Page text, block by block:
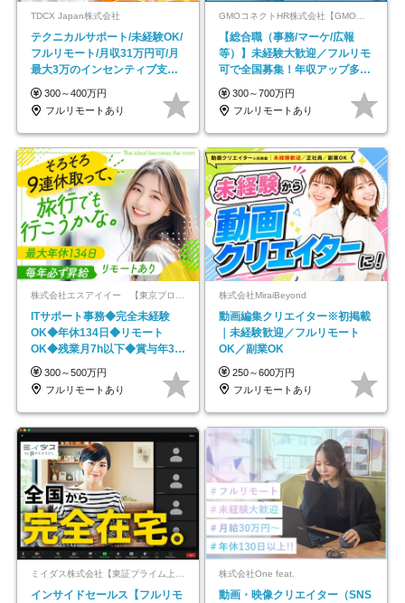
TDCX Japan株式会社
テクニカルサポート/未経験OK/
フルリモート/月収31万円可/月
最大3万のインセンティブ支給/
平均年齢33歳
300～400万円
フルリモートあり
GMOコネクトHR株式会社【GMOインターネットグループ】
【総合職（事務/マーケ/広報
等）】未経験大歓迎／フルリモ
可で全国募集！年収アップ多数
★年休最大130日★
300～700万円
フルリモートあり
ITサポート事務◆完全未経験
OK◆年休134日◆リモート
OK◆残業月7h以下◆賞与年3回
◆5年目まで必ず昇給
300～500万円
フルリモートあり
株式会社MiraiBeyond
動画編集クリエイター※初掲載
｜未経験歓迎／フルリモート
OK／副業OK
250～600万円
フルリモートあり
インサイドセールス【フルリモ
株式会社One feat.
動画・映像クリエイター（SNS